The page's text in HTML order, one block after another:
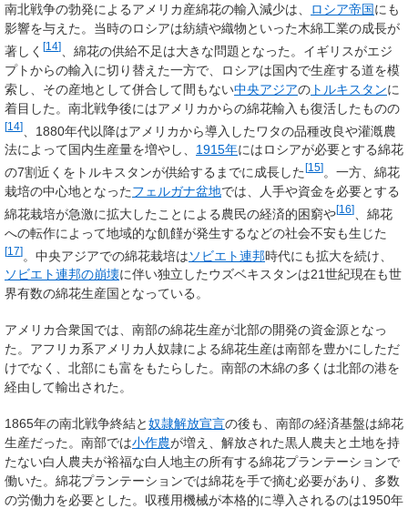
南北戦争の勃発によるアメリカ産綿花の輸入減少は、
ロシア帝国にも
影響を与えた。当時のロシアは紡績や織物といった木綿工業の成長が
著しく [14]
、綿花の供給不足は大きな問題となった。イギリスがエジ
プトからの輸入に切り替えた一方で、ロシアは国内で生産する道を模
索し、その産地として併合して間もない中央アジアの トルキスタンに
着目した。南北戦争後にはアメリカからの綿花輸入も復活したものの
[14]
、1880年代以降はアメリカから導入したワタの品種改良や灌漑農
法によって国内生産量を増やし、 1915年にはロシアが必要とする綿花
の7割近くをトルキスタンが供給するまでに成長した [15] 。一方、綿花
栽培の中心地となったフェルガナ盆地では、人手や資金を必要とする
綿花栽培が急激に拡大したことによる農民の経済的困窮や[16]
、綿花
への転作によって地域的な飢饉が発生するなどの社会不安も生じた
[17]。中央アジアでの綿花栽培はソビエト連邦時代にも拡大を続け、
ソビエト連邦の崩壊に伴い独立したウズベキスタンは21世紀現在も世
界有数の綿花生産国となっている。
アメリカ合衆国では、南部の綿花生産が北部の開発の資金源となっ
た。アフリカ系アメリカ人奴隷による綿花生産は南部を豊かにしただ
けでなく、北部にも富をもたらした。南部の木綿の多くは北部の港を
経由して輸出された。
1865年の南北戦争終結と奴隷解放宣言の後も、南部の経済基盤は綿花
生産だった。南部では小作農が増え、解放された黒人農夫と土地を持
たない白人農夫が裕福な白人地主の所有する綿花プランテーションで
働いた。綿花プランテーションでは綿花を手で摘む必要があり、多数
の労働力を必要とした。収穫用機械が本格的に導入されるのは1950年